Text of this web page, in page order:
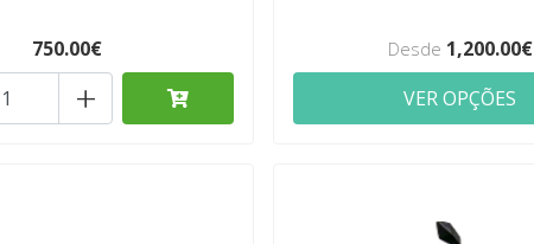
750.00€
+
Desde 1,200.00€
VER OPÇÕES